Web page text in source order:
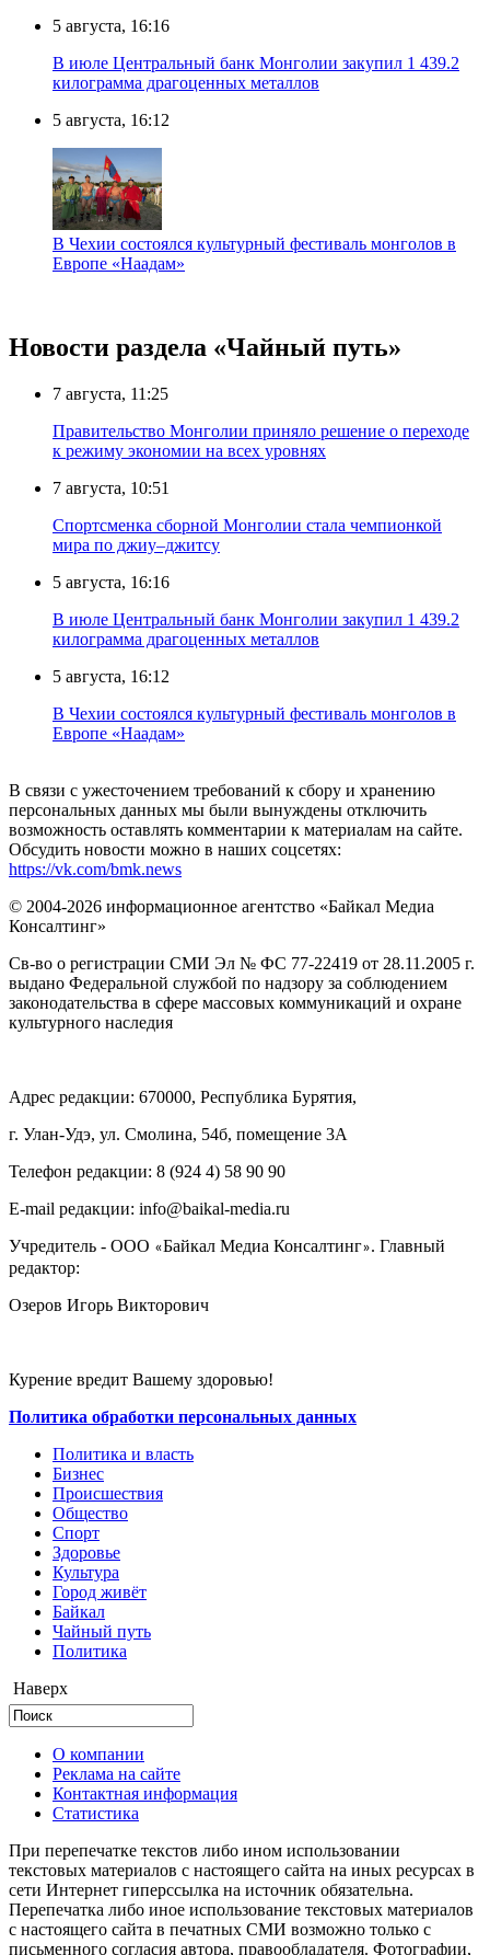
5 августа, 16:16
В июле Центральный банк Монголии закупил 1 439.2
килограмма драгоценных металлов
5 августа, 16:12
В Чехии состоялся культурный фестиваль монголов в
Европе «Наадам»
Новости раздела «Чайный путь»
7 августа, 11:25
Правительство Монголии приняло решение о переходе
к режиму экономии на всех уровнях
7 августа, 10:51
Спортсменка сборной Монголии стала чемпионкой
мира по джиу–джитсу
5 августа, 16:16
В июле Центральный банк Монголии закупил 1 439.2
килограмма драгоценных металлов
5 августа, 16:12
В Чехии состоялся культурный фестиваль монголов в
Европе «Наадам»
В связи с ужесточением требований к сбору и хранению
персональных данных мы были вынуждены отключить
возможность оставлять комментарии к материалам на сайте.
Обсудить новости можно в наших соцсетях:
https://vk.com/bmk.news
© 2004-2026 информационное агентство «Байкал Медиа
Консалтинг»
Св-во о регистрации СМИ Эл № ФС 77-22419 от 28.11.2005 г.
выдано Федеральной службой по надзору за соблюдением
законодательства в сфере массовых коммуникаций и охране
культурного наследия
Адрес редакции: 670000, Республика Бурятия,
г. Улан-Удэ, ул. Смолина, 54б, помещение 3А
Телефон редакции: ‎‎8 (924 4) 58 90 90
E-mail редакции: info@baikal-media.ru
Учредитель - ООО «Байкал Медиа Консалтинг». Главный
редактор:
Озеров Игорь Викторович
Курение вредит Вашему здоровью!
Политика обработки персональных данных
Политика и власть
Бизнес
Происшествия
Общество
Cпорт
Здоровье
Культура
Город живёт
Байкал
Чайный путь
Политика
Наверх
О компании
Реклама на сайте
Контактная информация
Статистика
При перепечатке текстов либо ином использовании
текстовых материалов с настоящего сайта на иных ресурсах в
сети Интернет гиперссылка на источник обязательна.
Перепечатка либо иное использование текстовых материалов
с настоящего сайта в печатных СМИ возможно только с
письменного согласия автора, правообладателя. Фотографии,